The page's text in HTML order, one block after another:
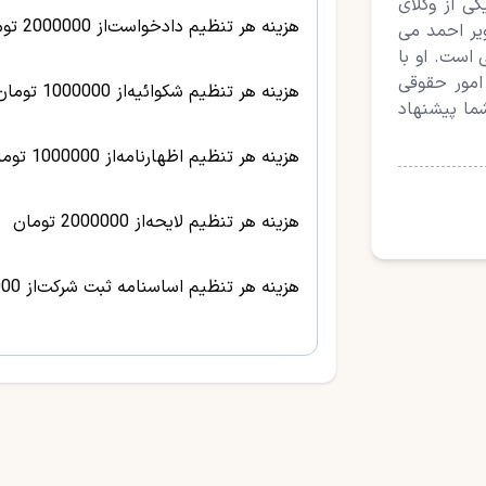
از وکلای
احمد می
است. او با
حقوقی
پیشنهاد
هزینه هر تنظیم دادخواستاز 2000000 تومان
هزینه هر تنظیم شکوائیهاز 1000000 تومان
هزینه هر تنظیم اظهارنامهاز 1000000 تومان
هزینه هر تنظیم لایحهاز 2000000 تومان
هزینه هر تنظیم اساسنامه ثبت شرکتاز 2000000 تومان